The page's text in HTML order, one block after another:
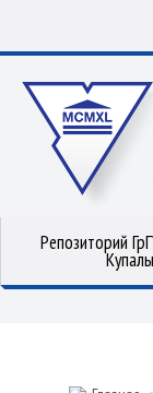
Репозиторий
Купалы